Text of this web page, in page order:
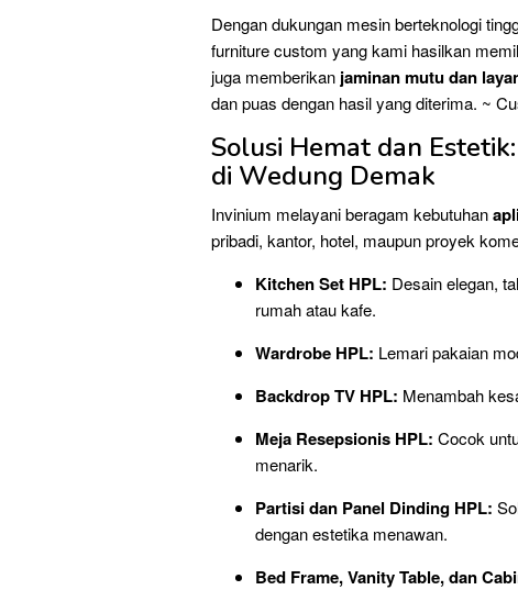
Dengan dukungan mesin berteknologi
furniture custom yang kami hasilkan
juga memberikan jaminan mutu dan
dan puas dengan hasil yang diterima. ~
Solusi Hemat dan
di Wedung Demak
Invinium melayani beragam kebutuhan
pribadi, kantor, hotel, maupun proyek
Kitchen Set HPL: Desain elegan,
rumah atau kafe.
Wardrobe HPL: Lemari pakaian
Backdrop TV HPL: Menambah
Meja Resepsionis HPL: Cocok
menarik.
Partisi dan Panel Dinding HPL:
dengan estetika menawan.
Bed Frame, Vanity Table, dan